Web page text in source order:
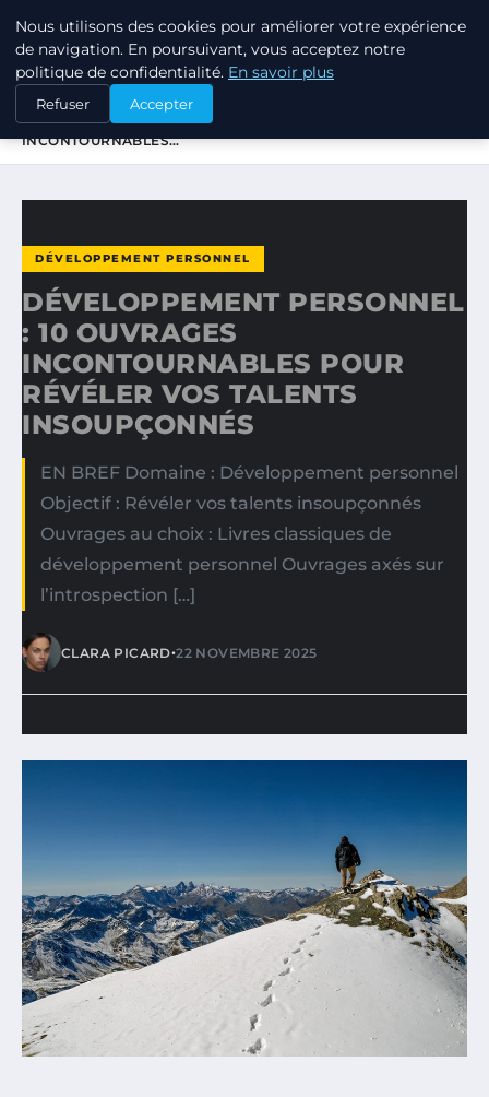
TUEZ-LES TOUS
ACCUEIL
DÉVELOPPEMENT PERSONNEL
DÉVELOPPEMENT PERSONNEL : 10 OUVRAGES
INCONTOURNABLES…
DÉVELOPPEMENT PERSONNEL
DÉVELOPPEMENT PERSONNEL
: 10 OUVRAGES
INCONTOURNABLES POUR
RÉVÉLER VOS TALENTS
INSOUPÇONNÉS
EN BREF Domaine : Développement personnel
Objectif : Révéler vos talents insoupçonnés
Ouvrages au choix : Livres classiques de
développement personnel Ouvrages axés sur
l’introspection […]
CLARA PICARD•22 NOVEMBRE 2025
Nous utilisons des cookies pour améliorer votre expérience
de navigation. En poursuivant, vous acceptez notre
politique de confidentialité. En savoir plus
Refuser Accepter